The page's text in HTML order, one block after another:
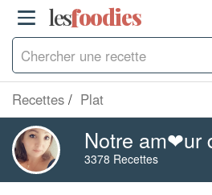
lesfoodies
Recettes Plat
Notre am❤ur
3378 Recettes